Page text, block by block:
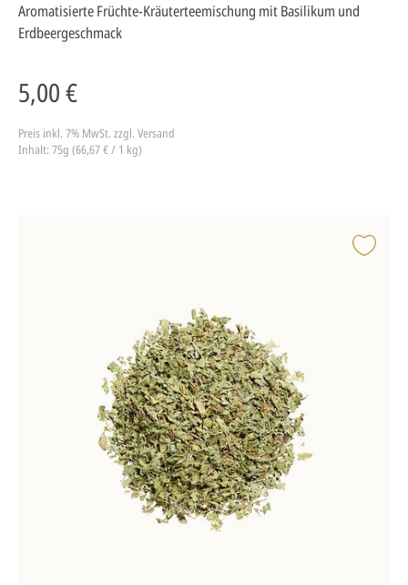
Aromatisierte Früchte-Kräuterteemischung mit Basilikum und
Erdbeergeschmack
5,00 €
Preis inkl. 7% MwSt. zzgl. Versand
Inhalt: 75g (66,67 € / 1 kg)